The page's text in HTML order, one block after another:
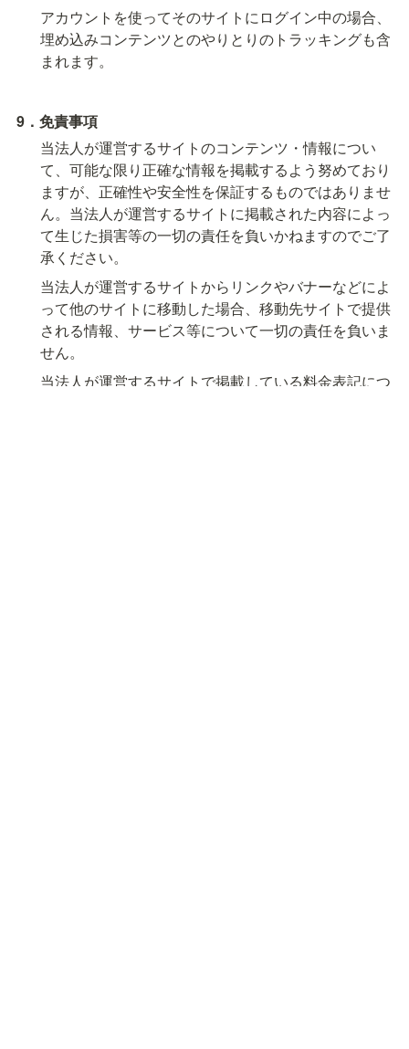
アカウントを使ってそのサイトにログイン中の場合、
埋め込みコンテンツとのやりとりのトラッキングも含
まれます。
9．免責事項
当法人が運営するサイトのコンテンツ・情報につい
て、可能な限り正確な情報を掲載するよう努めており
ますが、正確性や安全性を保証するものではありませ
ん。当法人が運営するサイトに掲載された内容によっ
て生じた損害等の一切の責任を負いかねますのでご了
承ください。
当法人が運営するサイトからリンクやバナーなどによ
って他のサイトに移動した場合、移動先サイトで提供
される情報、サービス等について一切の責任を負いま
せん。
当法人が運営するサイトで掲載している料金表記につ